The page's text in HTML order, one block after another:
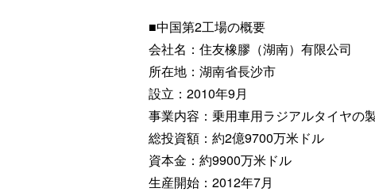
■中国第2工場の概要
会社名：住友橡膠（湖南）有限公司
所在地：湖南省長沙市
設立：2010年9月
事業内容：乗用車用ラジアルタイヤの
総投資額：約2億9700万米ドル
資本金：約9900万米ドル
生産開始：2012年7月